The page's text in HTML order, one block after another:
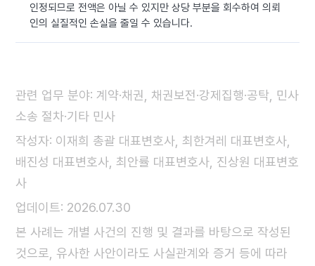
인정되므로 전액은 아닐 수 있지만 상당 부분을 회수하여 의뢰
인의 실질적인 손실을 줄일 수 있습니다.
관련 업무 분야: 계약·채권, 채권보전·강제집행·공탁, 민사
소송 절차·기타 민사
작성자: 이재희 총괄 대표변호사, 최한겨레 대표변호사,
배진성 대표변호사, 최안률 대표변호사, 진상원 대표변호
사
업데이트: 2026.07.30
본 사례는 개별 사건의 진행 및 결과를 바탕으로 작성된
것으로, 유사한 사안이라도 사실관계와 증거 등에 따라